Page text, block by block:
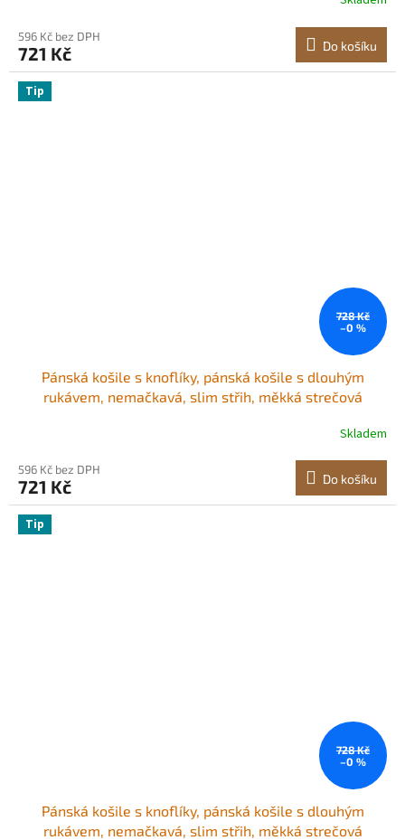
596 Kč bez DPH
721 Kč Do košíku
Tip
728 Kč
–0 %
Pánská košile s knoflíky, pánská košile s dlouhým
rukávem, nemačkavá, slim střih, měkká strečová
příležitosti, do práce, na svatbu, večeři, černáSkladem
596 Kč bez DPH
721 Kč Do košíku
Tip
728 Kč
–0 %
Pánská košile s knoflíky, pánská košile s dlouhým
rukávem, nemačkavá, slim střih, měkká strečová